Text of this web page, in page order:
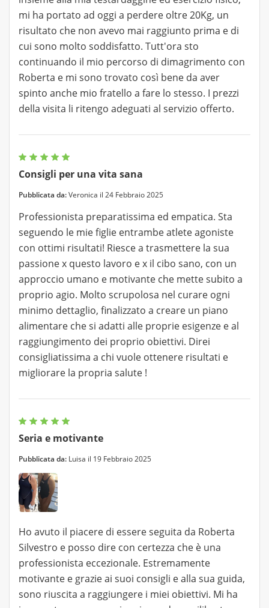
mi ha portato ad oggi a perdere oltre 20Kg, un
risultato che non avevo mai raggiunto prima e di
cui sono molto soddisfatto. Tutt'ora sto
continuando il mio percorso di dimagrimento con
Roberta e mi sono trovato così bene da aver
spinto anche mio fratello a fare lo stesso. I prezzi
della visita li ritengo adeguati al servizio offerto.
Consigli per una vita sana
Pubblicata da:Veronica il 24 Febbraio 2025
Professionista preparatissima ed empatica. Sta
seguendo le mie figlie entrambe atlete agoniste
con ottimi risultati! Riesce a trasmettere la sua
passione x questo lavoro e x il cibo sano, con un
approccio umano e motivante che mette subito a
proprio agio. Molto scrupolosa nel curare ogni
minimo dettaglio, finalizzato a creare un piano
alimentare che si adatti alle proprie esigenze e al
raggiungimento dei proprio obiettivi. Direi
consigliatissima a chi vuole ottenere risultati e
migliorare la propria salute !
Seria e motivante
Pubblicata da: Luisa il 19 Febbraio 2025
Ho avuto il piacere di essere seguita da Roberta
Silvestro e posso dire con certezza che è una
professionista eccezionale. Estremamente
motivante e grazie ai suoi consigli e alla sua guida,
sono riuscita a raggiungere i miei obiettivi. Mi ha